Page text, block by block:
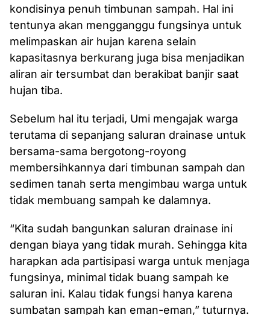
kondisinya penuh timbunan sampah. Hal ini
tentunya akan mengganggu fungsinya untuk
melimpaskan air hujan karena selain
kapasitasnya berkurang juga bisa menjadikan
aliran air tersumbat dan berakibat banjir saat
hujan tiba.
Sebelum hal itu terjadi, Umi mengajak warga
terutama di sepanjang saluran drainase untuk
bersama-sama bergotong-royong
membersihkannya dari timbunan sampah dan
sedimen tanah serta mengimbau warga untuk
tidak membuang sampah ke dalamnya.
“Kita sudah bangunkan saluran drainase ini
dengan biaya yang tidak murah. Sehingga kita
harapkan ada partisipasi warga untuk menjaga
fungsinya, minimal tidak buang sampah ke
saluran ini. Kalau tidak fungsi hanya karena
sumbatan sampah kan eman-eman,” tuturnya.